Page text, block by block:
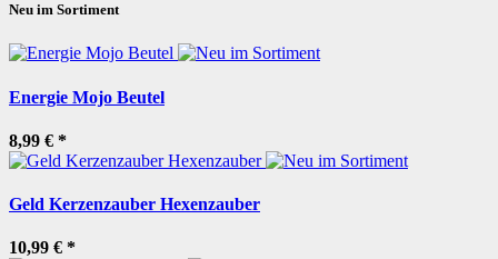
Neu im Sortiment
Energie Mojo Beutel
8,99 € *
Geld Kerzenzauber Hexenzauber
10,99 € *